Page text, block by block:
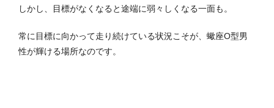
しかし、目標がなくなると途端に弱々しくなる一面も。
常に目標に向かって走り続けている状況こそが、蠍座O型男
性が輝ける場所なのです。